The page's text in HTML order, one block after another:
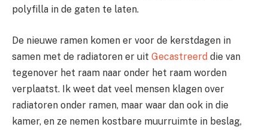
polyfilla in de gaten te laten.
De nieuwe ramen komen er voor de kerstdagen in
samen met de radiatoren er uit Gecastreerd die van
tegenover het raam naar onder het raam worden
verplaatst. Ik weet dat veel mensen klagen over
radiatoren onder ramen, maar waar dan ook in die
kamer, en ze nemen kostbare muurruimte in beslag,